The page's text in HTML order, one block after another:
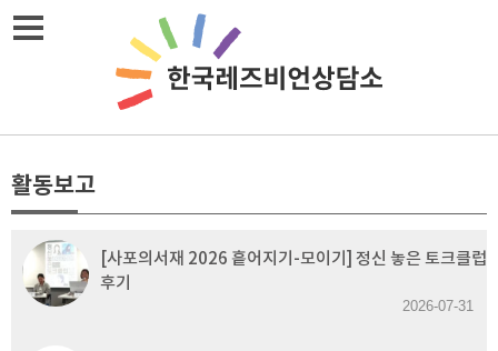
Skip
활동보고
[사포의서재 2026 흩어지기-모이기] 정신 놓은 토크클럽
후기
2026-07-31